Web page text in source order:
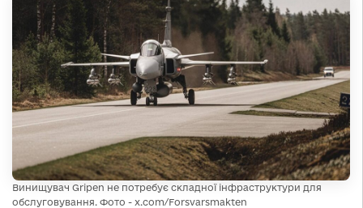
Винищувач Gripen не потребує складної інфраструктури для
обслуговування. Фото - x.com/Forsvarsmakten